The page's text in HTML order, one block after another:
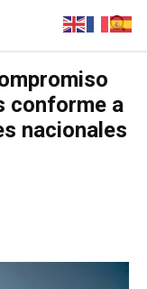
conforme a
nacionales